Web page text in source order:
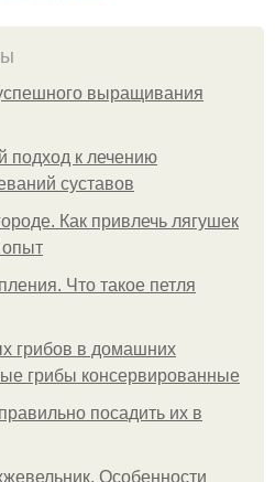
выращивания
подход к лечению
суставов
Как привлечь лягушек
опыт
Что такое петля
грибов в домашних
грибы консервированные
посадить их в
Особенности